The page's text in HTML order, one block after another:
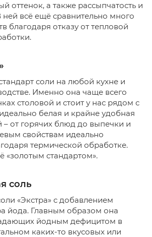
оттенок, а также рассыпчатость и
ней всё ещё сравнительно много
благодаря отказу от тепловой
соли на любой кухне и
Именно она чаще всего
столовой и стоит у нас рядом с
белая и крайне удобная
от горячих блюд до выпечки и
свойствам идеально
термической обработке.
«золотым стандартом».
соль
«Экстра» с добавлением
йода. Главным образом она
йодным дефицитом в
каких-то вкусовых или